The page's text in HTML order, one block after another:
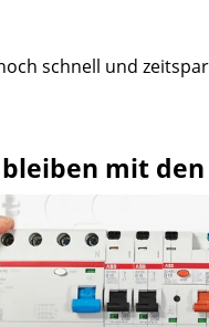
schnell und
mit